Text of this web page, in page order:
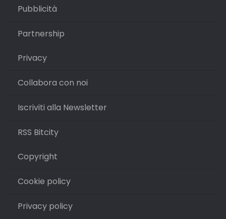
Pubblicità
Partnership
Privacy
Collabora con noi
Iscriviti alla Newsletter
RSS Bitcity
Copyright
Cookie policy
Privacy policy